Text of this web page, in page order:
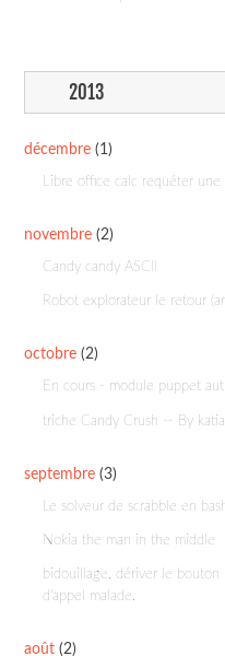
2013
décembre (1)
Libre office calc requéter une
novembre (2)
Candy candy ASCII
Robot explorateur le retour
octobre (2)
En cours - module puppet
triche Candy Crush -- By katia
septembre (3)
Le solveur de scrabble en
Nokia the man in the middle
bidouillage, dériver le bouton
d'appel malade.
août (2)